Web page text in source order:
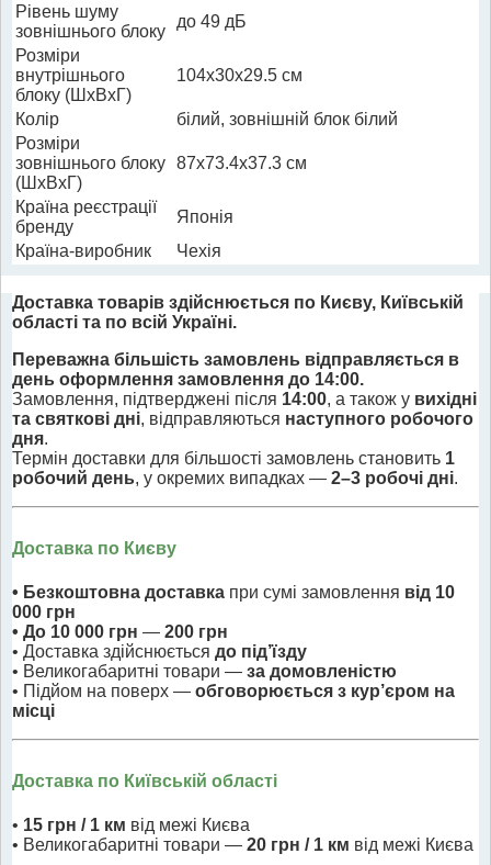
Рівень шуму
зовнішнього блоку
до 49 дБ
Розміри
внутрішнього
блоку (ШхВхГ)
104x30x29.5 см
Колір
білий, зовнішній блок білий
Розміри
зовнішнього блоку
(ШхВхГ)
87x73.4x37.3 см
Країна реєстрації
бренду
Японія
Країна-виробник
Чехія
Доставка товарів здійснюється по Києву, Київській
області та по всій Україні.
Переважна більшість замовлень відправляється в
день оформлення замовлення до 14:00.
Замовлення, підтверджені після 14:00, а також у вихідні
та святкові дні, відправляються наступного робочого
дня.
Термін доставки для більшості замовлень становить 1
робочий день, у окремих випадках — 2–3 робочі дні.
Доставка по Києву
• Безкоштовна доставка при сумі замовлення від 10
000 грн
• До 10 000 грн — 200 грн
• Доставка здійснюється до під’їзду
• Великогабаритні товари — за домовленістю
• Підйом на поверх — обговорюється з кур’єром на
місці
Доставка по Київській області
• 15 грн / 1 км від межі Києва
• Великогабаритні товари — 20 грн / 1 км від межі Києва